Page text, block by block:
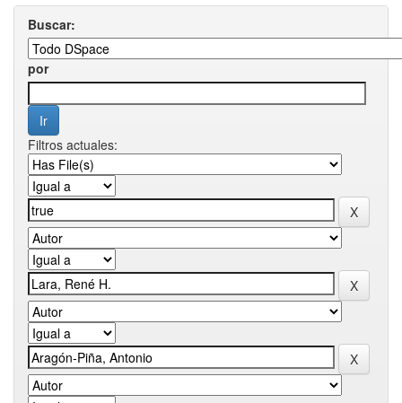
Buscar:
por
Filtros actuales: